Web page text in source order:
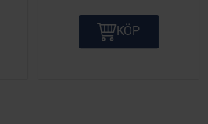
KÖP